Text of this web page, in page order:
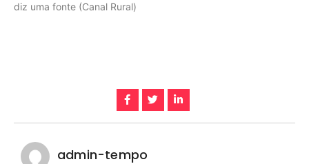
diz uma fonte (Canal Rural)
admin-tempo